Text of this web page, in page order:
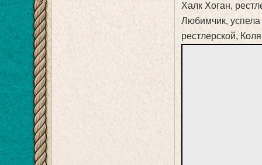
Халк Хоган,
Любимчик, успела
рестлерской,